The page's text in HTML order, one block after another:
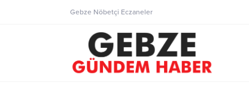
Gebze Nöbetçi Eczaneler